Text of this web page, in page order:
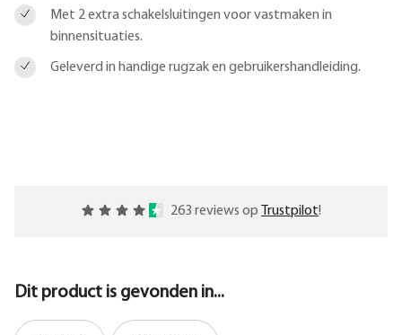
Met 2 extra schakelsluitingen voor vastmaken in
binnensituaties.
Geleverd in handige rugzak en gebruikershandleiding.
263 reviews op Trustpilot!
Dit product is gevonden in...